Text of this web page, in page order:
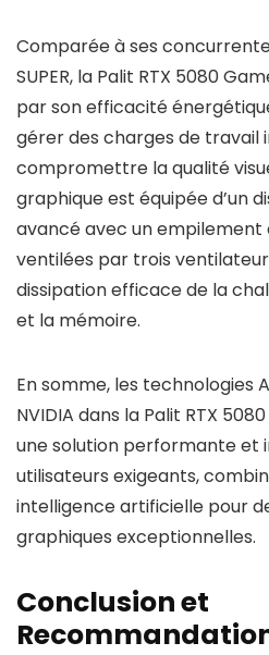
Comparée à ses
SUPER, la Palit RTX 5080
par son efficacité
gérer des charges de travail
compromettre la qualité
graphique est équipée d’un
avancé avec un empilement
ventilées par trois
dissipation efficace de la
et la mémoire.
En somme, les technologies
NVIDIA dans la Palit RTX
une solution performante et
utilisateurs exigeants,
intelligence artificielle pour
graphiques exceptionnelles.
Conclusion et